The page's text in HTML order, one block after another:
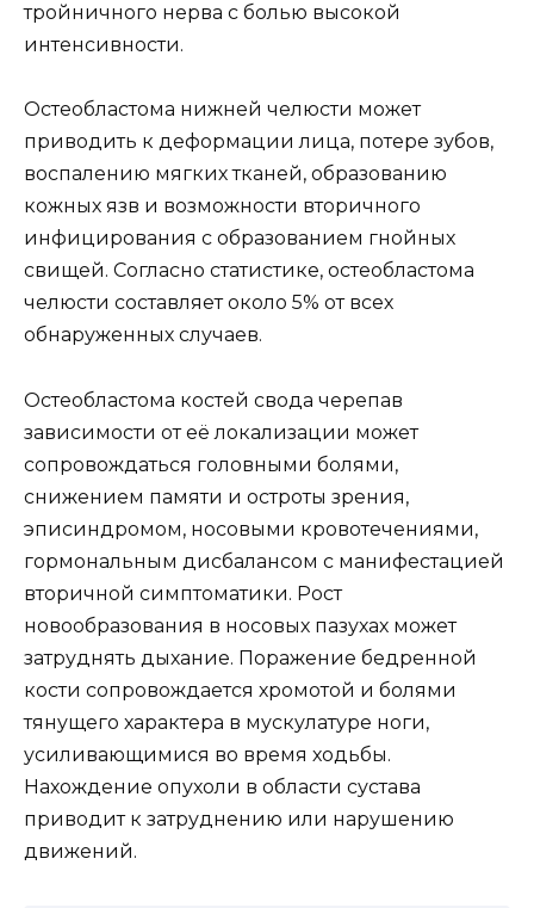
тройничного нерва с болью высокой
интенсивности.
Остеобластома нижней челюсти может
приводить к деформации лица, потере зубов,
воспалению мягких тканей, образованию
кожных язв и возможности вторичного
инфицирования с образованием гнойных
свищей. Согласно статистике, остеобластома
челюсти составляет около 5% от всех
обнаруженных случаев.
Остеобластома костей свода черепав
зависимости от её локализации может
сопровождаться головными болями,
снижением памяти и остроты зрения,
эписиндромом, носовыми кровотечениями,
гормональным дисбалансом с манифестацией
вторичной симптоматики. Рост
новообразования в носовых пазухах может
затруднять дыхание. Поражение бедренной
кости сопровождается хромотой и болями
тянущего характера в мускулатуре ноги,
усиливающимися во время ходьбы.
Нахождение опухоли в области сустава
приводит к затруднению или нарушению
движений.